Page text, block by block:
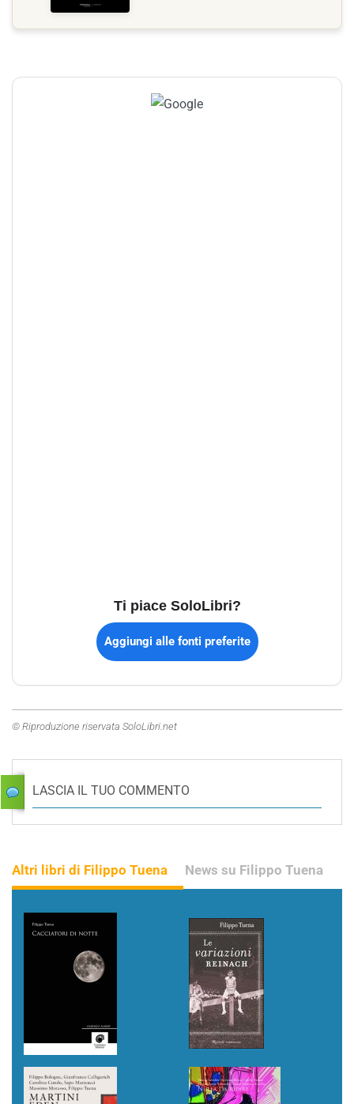
Ti piace SoloLibri?
Aggiungi alle fonti preferite
© Riproduzione riservata SoloLibri.net
LASCIA IL TUO COMMENTO
Altri libri di Filippo Tuena News su Filippo Tuena